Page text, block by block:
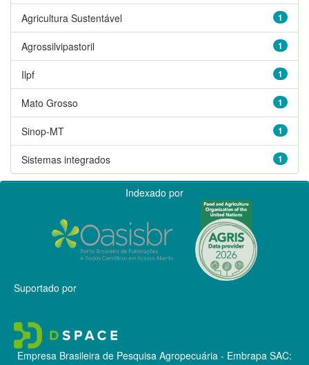
1
Agricultura Sustentável
1
Agrossilvipastoril
1
Ilpf
1
Mato Grosso
1
Sinop-MT
1
Sistemas integrados
Indexado por
Suportado por
Empresa Brasileira de Pesquisa Agropecuária - Embrapa SAC: